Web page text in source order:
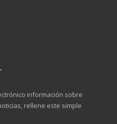
información sobre
rellene este simple